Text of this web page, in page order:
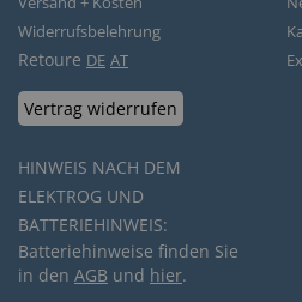
Widerrufsbelehrung
Retoure DE AT
Vertrag widerrufen
HINWEIS NACH DEM
ELEKTROG UND
BATTERIEHINWEIS:
Batteriehinweise finden Sie
in den AGB und hier.